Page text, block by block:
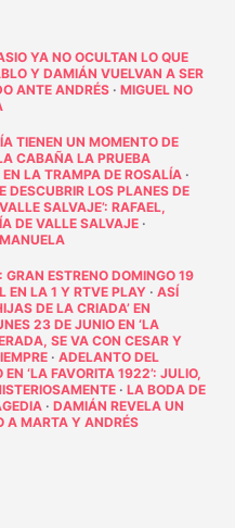
YA NO OCULTAN LO QUE
Y DAMIÁN VUELVAN A SER
ANTE ANDRÉS· MIGUEL NO
TIENEN UN MOMENTO DE
CABAÑA LA PRUEBA
LA TRAMPA DE ROSALÍA·
DESCUBRIR LOS PLANES DE
SALVAJE’: RAFAEL,
DE VALLE SALVAJE·
GRAN ESTRENO DOMINGO 19
EN LA 1 Y RTVE PLAY· ASÍ
DE LA CRIADA’ EN
23 DE JUNIO EN ‘LA
SE VA CON CESAR Y
· ADELANTO DEL
‘LA FAVORITA 1922’: JULIO,
· LA BODA DE
· DAMIÁN REVELA UN
A MARTA Y ANDRÉS